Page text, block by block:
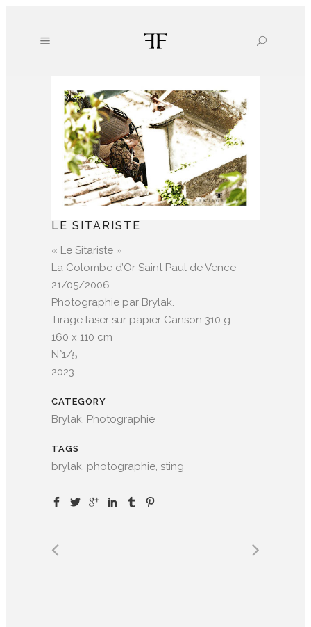
LE SITARISTE
« Le Sitariste »
La Colombe d’Or Saint Paul de Vence –
21/05/2006
Photographie par Brylak.
Tirage laser sur papier Canson 310 g
160 x 110 cm
N°1/5
2023
CATEGORY
Brylak, Photographie
TAGS
brylak, photographie, sting